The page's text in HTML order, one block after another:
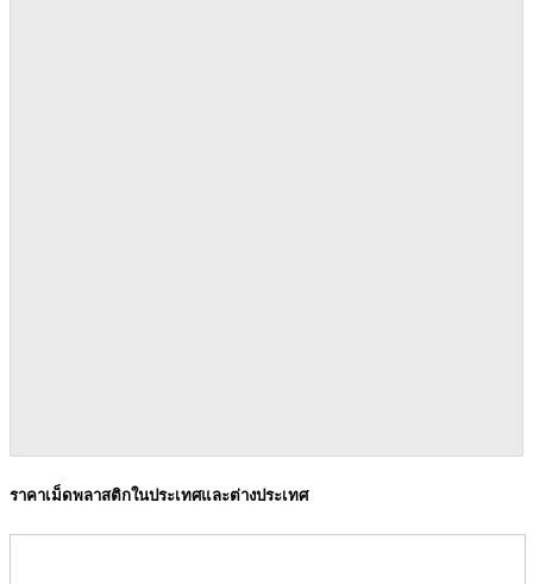
ราคาเม็ดพลาสติกในประเทศและต่างประเทศ